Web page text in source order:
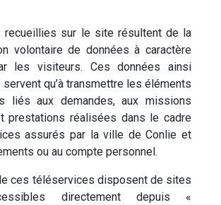
recueillies sur le site résultent de la
volontaire de données à caractère
les visiteurs. Ces données ainsi
qu’à transmettre les éléments
liés aux demandes, aux missions
prestations réalisées dans le cadre
assurés par la ville de Conlie et
ou au compte personnel.
ces téléservices disposent de sites
directement depuis «